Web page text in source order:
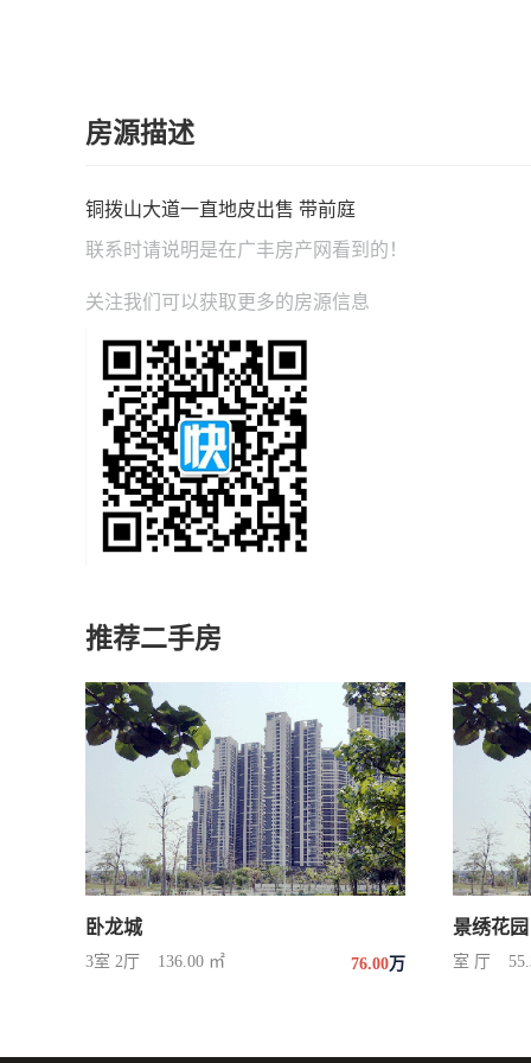
房源描述
铜拨山大道一直地皮出售 带前庭
联系时请说明是在广丰房产网 看到的！
关注我们可以获取更多的房源信息
推荐二手房
卧龙城
3室 2厅 136.00 ㎡ 76.00万
景绣花园
室 厅